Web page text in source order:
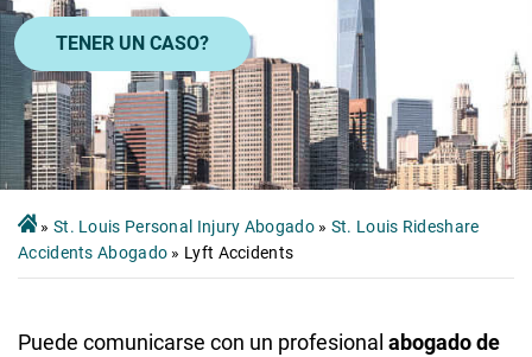
TENER UN CASO?
» St. Louis Personal Injury Abogado» St. Louis Rideshare
Accidents Abogado » Lyft Accidents
Puede comunicarse con un profesional abogado de